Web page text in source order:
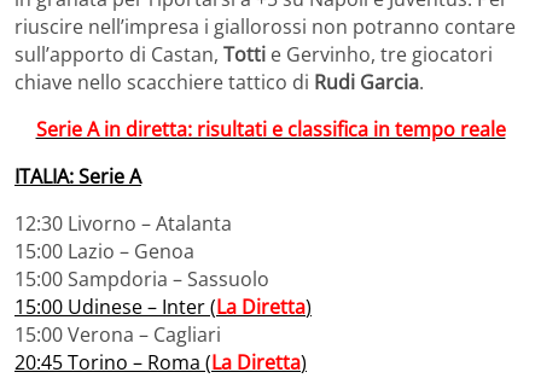
riuscire nell’impresa i giallorossi non potranno contare
sull’apporto di Castan, Totti e Gervinho, tre giocatori
chiave nello scacchiere tattico di Rudi Garcia.
Serie A in diretta: risultati e classifica in tempo reale
ITALIA: Serie A
12:30 Livorno – Atalanta
15:00 Lazio – Genoa
15:00 Sampdoria – Sassuolo
15:00 Udinese – Inter (La Diretta)
15:00 Verona – Cagliari
20:45 Torino – Roma (La Diretta)